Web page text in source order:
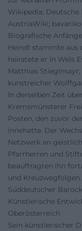
Wikipedia; Deutsche
AustriaWiki;
Biografische
Heindl stammte aus
heiratete er in Wels
Matthias Stieglmayr;
kunstreicher
In derselben Zeit
Kremsmünsterer
Posten, den zuvor
innehatte. Der
Netzwerk an
Pfarrherren und
beauftragten ihn
und
Süddeutscher
Künstlerische
Oberösterreich
Sein künstlerischer